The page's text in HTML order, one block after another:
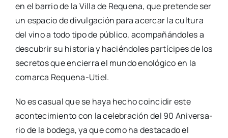
en el barrio de la Villa de Reque­na, que pre­ten­de ser
un espa­cio de divul­ga­ción para acer­car la cul­tu­ra
del vino a todo tipo de públi­co, acom­pa­ñán­do­les a
des­cu­brir su his­to­ria y hacién­do­les par­tí­ci­pes de los
secre­tos que encie­rra el mun­do eno­ló­gi­co en la
comar­ca Reque­­na-Utiel.
No es casual que se haya hecho coin­ci­dir este
acon­te­ci­mien­to con la cele­bra­ción del 90 Ani­ver­sa­
rio de la bode­ga, ya que como ha des­ta­ca­do el